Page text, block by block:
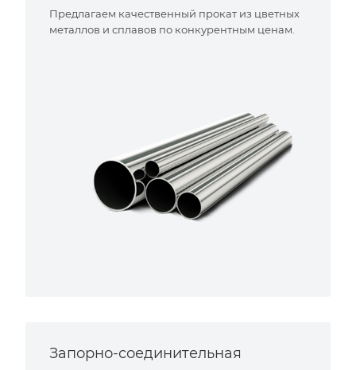
Предлагаем качественный прокат из цветных
металлов и сплавов по конкурентным ценам.
Запорно-соединительная